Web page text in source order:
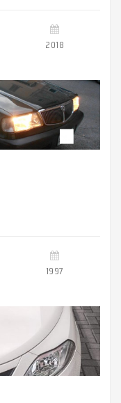
2018
1997